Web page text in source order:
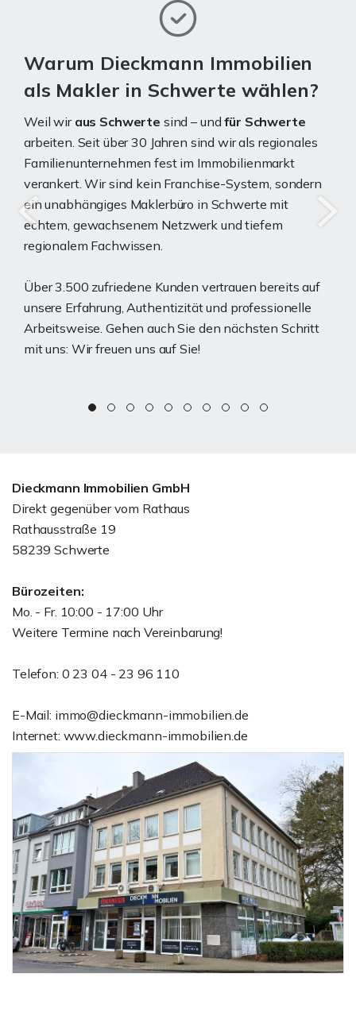
Warum Dieckmann Immobilien
als Makler in Schwerte wählen?
Weil wir aus Schwerte sind – undfür Schwerte
arbeiten. Seit über 30 Jahren sind wir als regionales
Familienunternehmen fest im Immobilienmarkt
verankert. Wir sind kein Franchise-System, sondern
ein unabhängiges Maklerbüro in Schwerte mit
echtem, gewachsenem Netzwerk und tiefem
regionalem Fachwissen.
Über 3.500 zufriedene Kunden vertrauen bereits auf
unsere Erfahrung, Authentizität und professionelle
Arbeitsweise. Gehen auch Sie den nächsten Schritt
mit uns: Wir freuen uns auf Sie!
Dieckmann Immobilien GmbH
Direkt gegenüber vom Rathaus
Rathausstraße 19
58239 Schwerte
Bürozeiten:
Mo. - Fr. 10:00 - 17:00 Uhr
Weitere Termine nach Vereinbarung!
Telefon: 0 23 04 - 23 96 110
E-Mail: immo@dieckmann-immobilien.de
Internet: www.dieckmann-immobilien.de